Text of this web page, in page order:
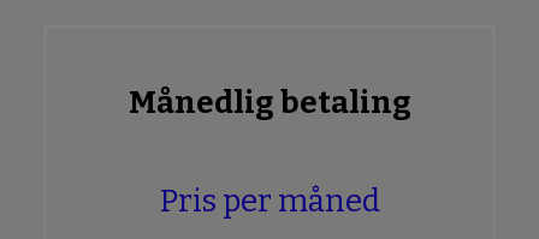
Månedlig betaling
Pris per måned